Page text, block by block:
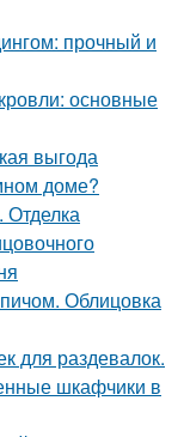
прочный и
основные
выгода
доме?
Отделка
Облицовка
для раздевалок.
шкафчики в